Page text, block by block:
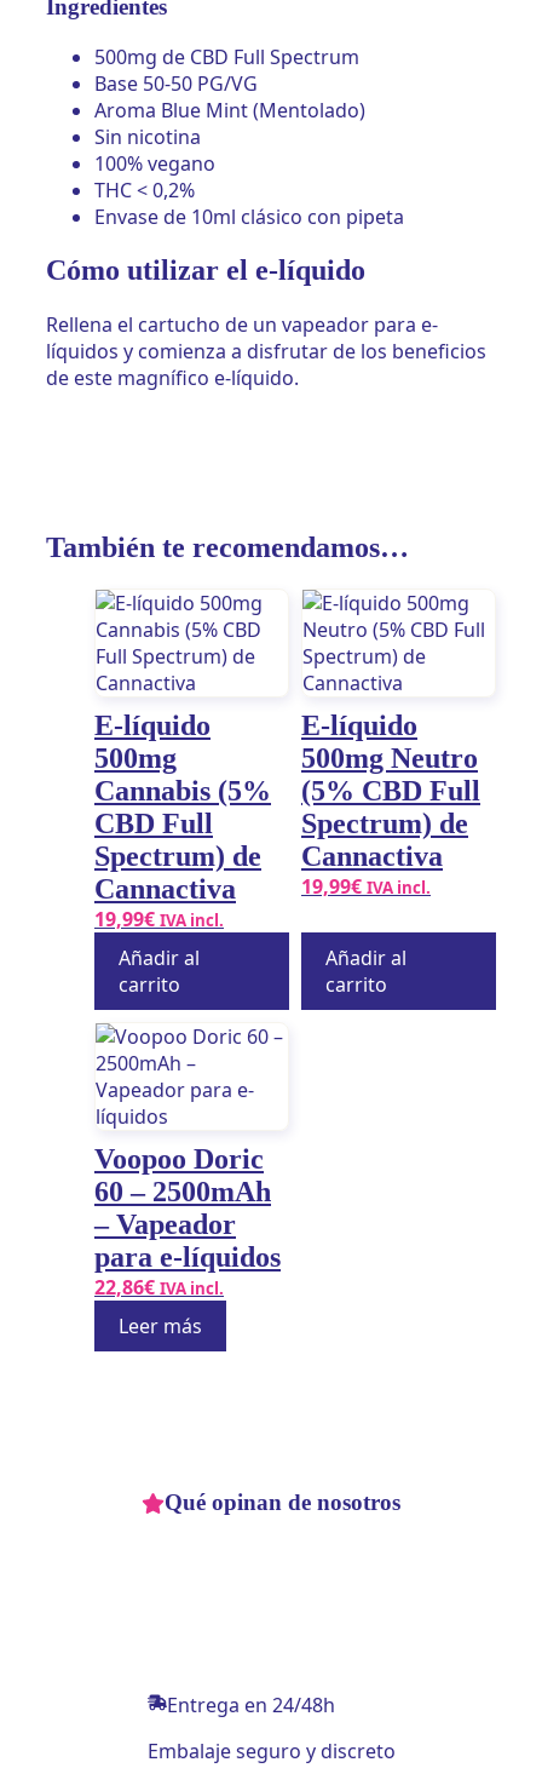
Ingredientes
500mg de CBD Full Spectrum
Base 50-50 PG/VG
Aroma Blue Mint (Mentolado)
Sin nicotina
100% vegano
THC < 0,2%
Envase de 10ml clásico con pipeta
Cómo utilizar el e-líquido
Rellena el cartucho de un vapeador para e-
líquidos y comienza a disfrutar de los beneficios
de este magnífico e-líquido.
También te recomendamos…
E-líquido
500mg
Cannabis (5%
CBD Full
Spectrum) de
Cannactiva
19,99€ IVA incl.
Añadir al
carrito
E-líquido
500mg Neutro
(5% CBD Full
Spectrum) de
Cannactiva
19,99€ IVA incl.
Añadir al
carrito
Voopoo Doric
60 – 2500mAh
– Vapeador
para e-líquidos
22,86€ IVA incl.
Leer más
Qué opinan de nosotros
Entrega en 24/48h
Embalaje seguro y discreto